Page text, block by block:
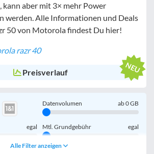
kann aber mit 3× mehr Power
werden. Alle Informationen und Deals
50 von Motorola findest Du hier!
razr 40
Preisverlauf
Datenvolumen ab0GB
egal Mtl. Grundgebühr egal
egal
Alle Filter anzeigen